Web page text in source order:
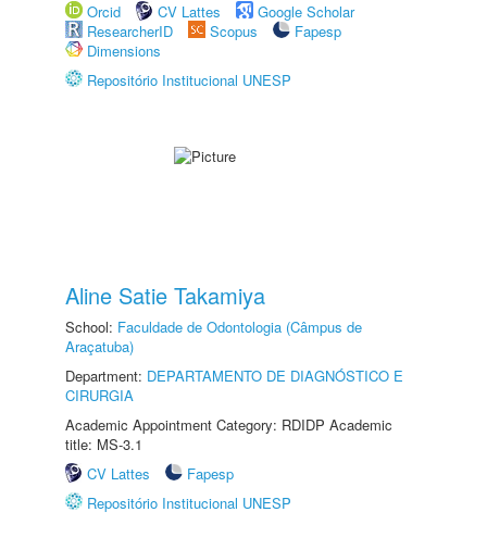
Orcid
CV Lattes
Google Scholar
ResearcherID
Scopus
Fapesp
Dimensions
Repositório Institucional UNESP
Aline Satie Takamiya
School: Faculdade de Odontologia (Câmpus de
Araçatuba)
Department: DEPARTAMENTO DE DIAGNÓSTICO E
CIRURGIA
Academic Appointment Category: RDIDP Academic
title: MS-3.1
CV Lattes
Fapesp
Repositório Institucional UNESP